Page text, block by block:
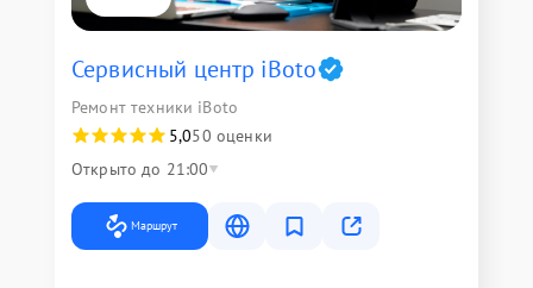
Сервисный центр iBoto
Ремонт техники iBoto
5,050 оценки
Открыто до 21:00
Маршрут